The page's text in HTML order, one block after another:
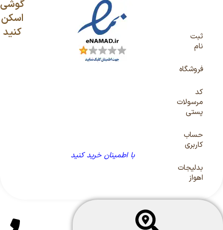
ثبت
نام
فروشگاه
کد
مرسولات
پستی
حساب
کاربری
بدلیجات
اهواز
با اطمینان خرید کنید
گوشی
اسکن
کنید